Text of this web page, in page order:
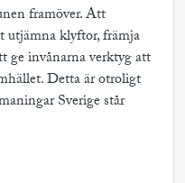
framöver. Att
utjämna klyftor, främja
ge invånarna verktyg att
Detta är otroligt
Sverige står